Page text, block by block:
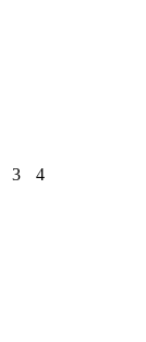
3 4